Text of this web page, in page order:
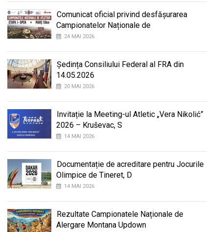
Comunicat oficial privind desfășurarea
Campionatelor Naționale de
24 MAI 2026
Ședința Consiliului Federal al FRA din
14.05.2026
20 MAI 2026
Invitație la Meeting-ul Atletic „Vera Nikolić”
2026 – Kruševac, S
14 MAI 2026
Documentație de acreditare pentru Jocurile
Olimpice de Tineret, D
14 MAI 2026
Rezultate Campionatele Naționale de
Alergare Montana Updown